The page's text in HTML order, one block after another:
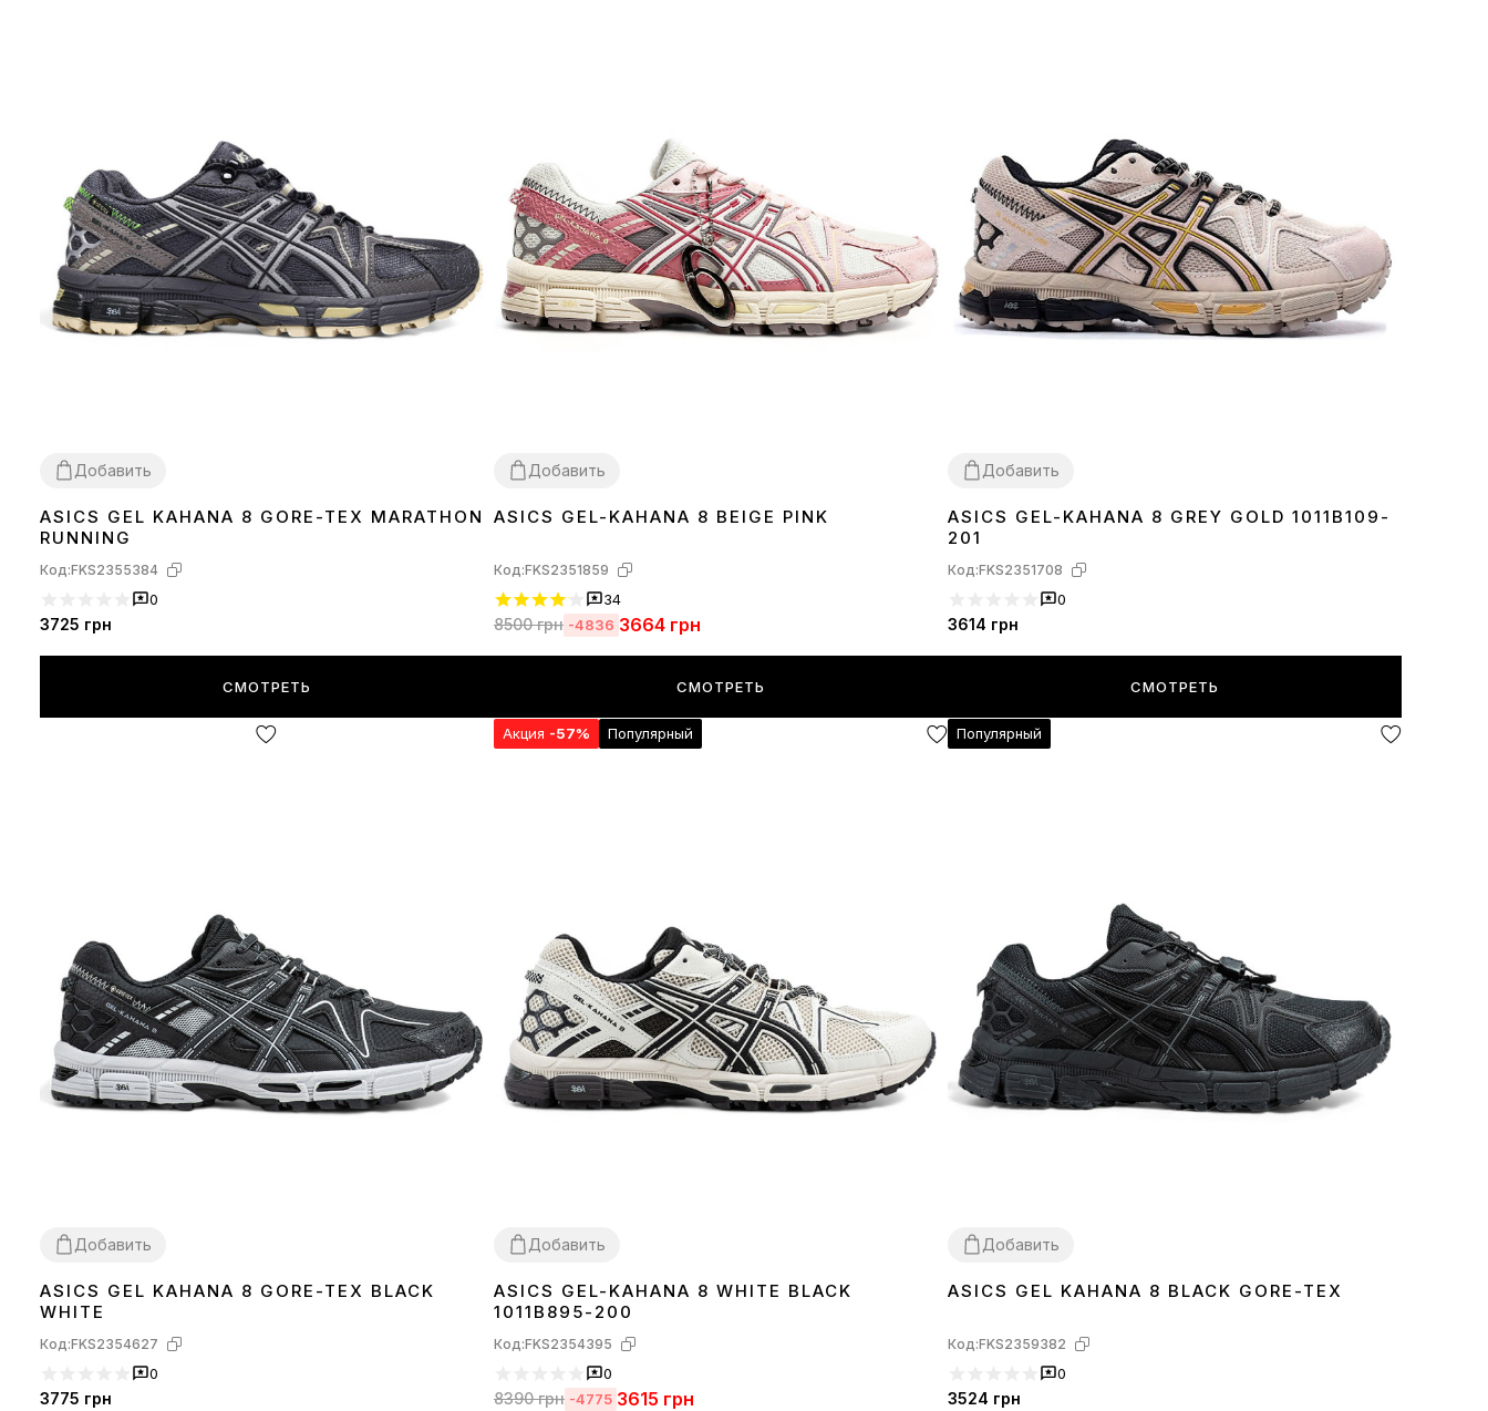
Добавить
41 4243 4445
ASICS GEL KAHANA 8 GORE-TEX MARATHON
RUNNING
Код:FKS2355384
0
3725 грн
СМОТРЕТЬ
Добавить
36 373839404143
ASICS GEL-KAHANA 8 BEIGE PINK
Код:FKS2351859
34
8500грн -4836 3664грн
СМОТРЕТЬ
Добавить
36 373839404142434445
ASICS GEL-KAHANA 8 GREY GOLD 1011B109-
201
Код:FKS2351708
0
3614 грн
СМОТРЕТЬ
Добавить
40 4142 4445
ASICS GEL KAHANA 8 GORE-TEX BLACK
WHITE
Код:FKS2354627
0
3775 грн
Акция -57% Популярный
Добавить
36 373839404142434445
ASICS GEL-KAHANA 8 WHITE BLACK
1011B895-200
Код:FKS2354395
0
8390грн -4775 3615 грн
Популярный
Добавить
36 37384142 4344
ASICS GEL KAHANA 8 BLACK GORE-TEX
Код:FKS2359382
0
3524 грн